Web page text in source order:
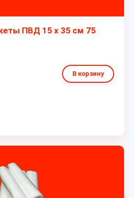
ПВД 15 х 35 см 75
В корзину